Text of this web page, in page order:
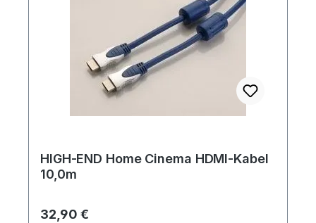
HIGH-END Home Cinema HDMI-Kabel
10,0m
Regulärer Preis:
32,90 €